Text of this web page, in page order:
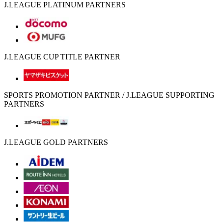
J.LEAGUE PLATINUM PARTNERS
J.LEAGUE CUP TITLE PARTNER
SPORTS PROMOTION PARTNER / J.LEAGUE SUPPORTING
PARTNERS
J.LEAGUE GOLD PARTNERS